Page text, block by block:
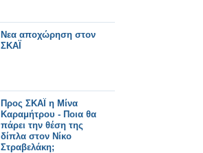
Νεα αποχώρηση στον
ΣΚΑΪ
Προς ΣΚΑΪ η Μίνα
Καραμήτρου - Ποια θα
πάρει την θέση της
δίπλα στον Νίκο
Στραβελάκη;